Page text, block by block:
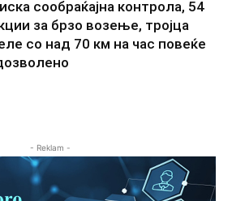
сообраќајна контрола, 54
за брзо возење, тројца
со над 70 км на час повеќе
- Reklam -